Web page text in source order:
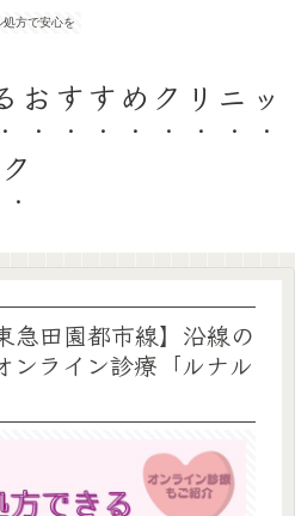
処方で安心を
おすすめクリニッ
ク
急田園都市線】沿線の
ンライン診療「ルナル